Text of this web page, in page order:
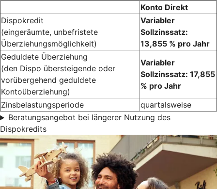
Konto Direkt
Dispokredit
(eingeräumte, unbefristete
Überziehungsmöglichkeit)
Variabler
Sollzinssatz:
13,855 % pro Jahr
Geduldete Überziehung
(den Dispo übersteigende oder
vorübergehend geduldete
Kontoüberziehung)
Variabler
Sollzinssatz: 17,855
% pro Jahr
Zinsbelastungsperiode
quartalsweise
Beratungsangebot bei längerer Nutzung des
Dispokredits